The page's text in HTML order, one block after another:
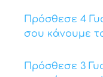
Πρόσθεσε 4
σου κάνουμε
Πρόσθεσε 3